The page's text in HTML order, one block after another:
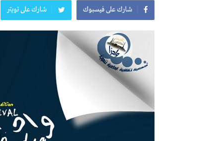
شارك على فيسبوك شارك على تويتر